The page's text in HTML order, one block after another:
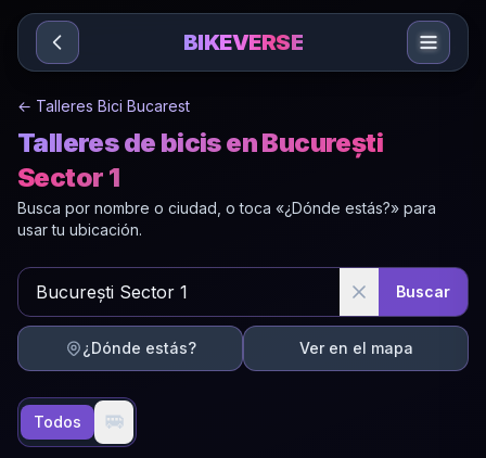
Sari la conținut
BIKEVERSE
← Talleres Bici Bucarest
Talleres de bicis en București
Sector 1
Busca por nombre o ciudad, o toca «¿Dónde estás?» para
usar tu ubicación.
Buscar
¿Dónde estás? Ver en el mapa
Todos 🚐